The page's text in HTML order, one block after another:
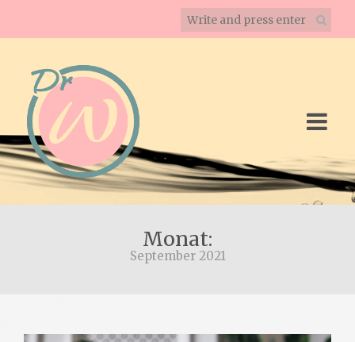
Monat:
September 2021